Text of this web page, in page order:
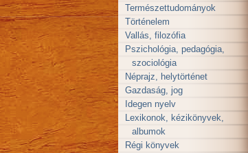
Természettudományok
Történelem
Vallás, filozófia
Pszichológia, pedagógia,
szociológia
Néprajz, helytörténet
Gazdaság, jog
Idegen nyelv
Lexikonok, kézikönyvek,
albumok
Régi könyvek